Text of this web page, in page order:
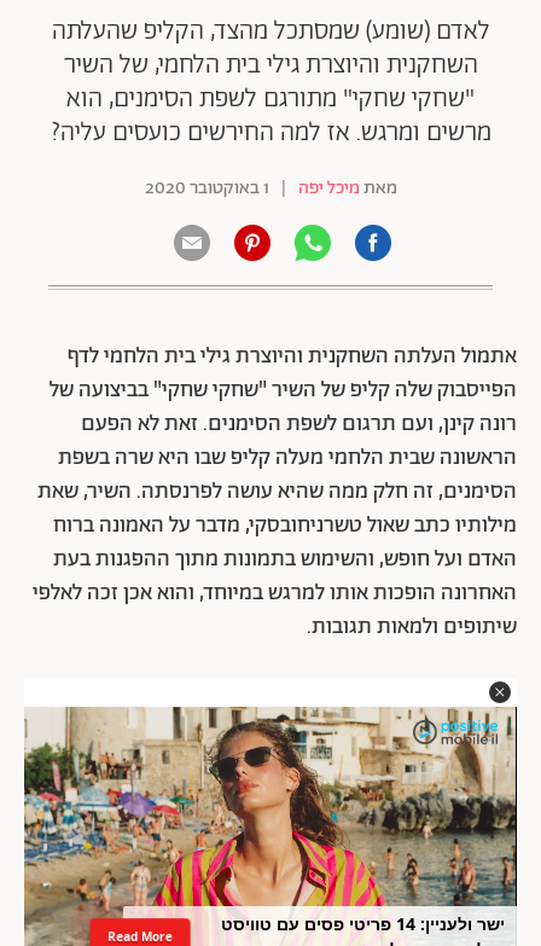
לאדם (שומע) שמסתכל מהצד, הקליפ שהעלתה
השחקנית והיוצרת גילי בית הלחמי, של השיר
"שחקי שחקי" מתורגם לשפת הסימנים, הוא
מרשים ומרגש. אז למה החירשים כועסים עליה?
מאתמיכל יפה | 1 באוקטובר 2020
אתמול העלתה השחקנית והיוצרת גילי בית הלחמי לדף
הפייסבוק שלה קליפ של השיר "שחקי שחקי" בביצועה של
רונה קינן, ועם תרגום לשפת הסימנים. זאת לא הפעם
הראשונה שבית הלחמי מעלה קליפ שבו היא שרה בשפת
הסימנים, זה חלק ממה שהיא עושה לפרנסתה. השיר, שאת
מילותיו כתב שאול טשרניחובסקי, מדבר על האמונה ברוח
האדם ועל חופש, והשימוש בתמונות מתוך ההפגנות בעת
האחרונה הופכות אותו למרגש במיוחד, והוא אכן זכה לאלפי
שיתופים ולמאות תגובות.
ישר ולעניין: 14 פריטי פסים עם טוויסט
Read More